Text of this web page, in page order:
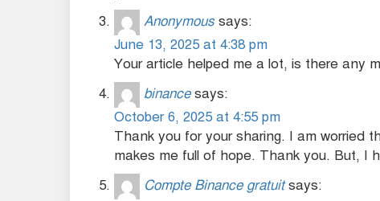
Anonymous says:
June 13, 2025 at 4:38 pm
Your article helped me a lot, is there any
binance says:
October 6, 2025 at 4:55 pm
Thank you for your sharing. I am worried
makes me full of hope. Thank you. But, I
Compte Binance gratuit says: